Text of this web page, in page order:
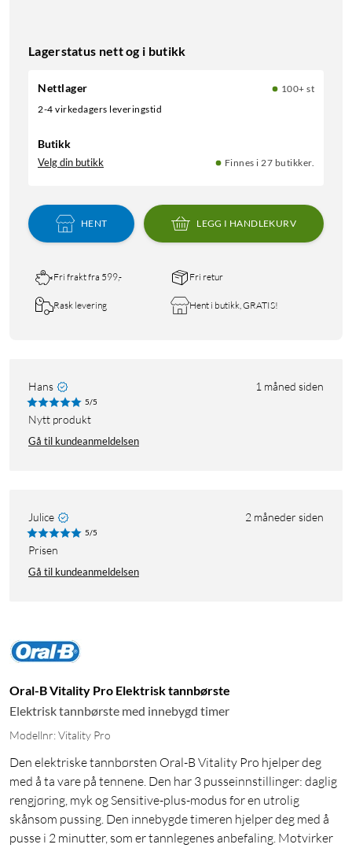
Lagerstatus nett og i butikk
Nettlager
100+ st
2-4 virkedagers leveringstid
Butikk
Velg din butikk Finnes i 27 butikker.
HENT LEGG I HANDLEKURV
Fri frakt fra 599,- Fri retur
Rask levering Hent i butikk, GRATIS!
Hans 1 måned siden
5/5
nytt produkt
Gå til kundeanmeldelsen
Julice 2 måneder siden
5/5
Prisen
Gå til kundeanmeldelsen
Oral-B Vitality Pro Elektrisk tannbørste
Elektrisk tannbørste med innebygd timer
Modellnr: Vitality Pro
Den elektriske tannbørsten Oral-B Vitality Pro hjelper deg
med å ta vare på tennene. Den har 3 pusseinnstillinger: daglig
rengjøring, myk og Sensitive-plus-modus for en utrolig
skånsom pussing. Den innebygde timeren hjelper deg med å
pusse i 2 minutter, som er tannlegenes anbefaling. Motvirker